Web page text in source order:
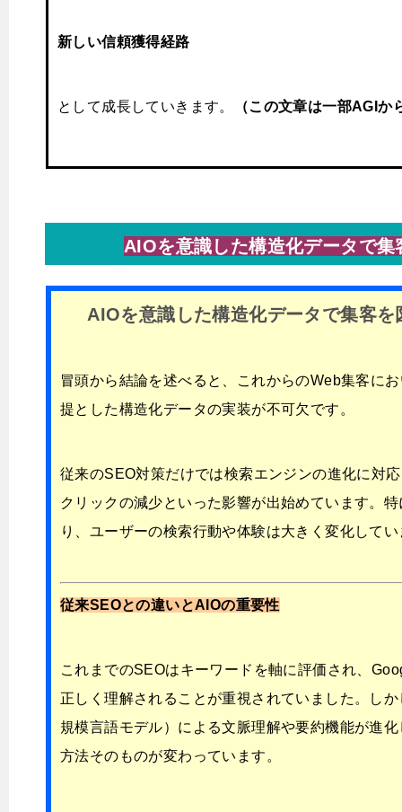
新しい信頼獲得経路
として成長していきます。 （この文章は一部AGIか
AIOを意識した構造化データで集
AIOを意識した構造化データで集客を
冒頭から結論を述べると、これからのWeb集客に
提とした構造化データの実装が不可欠です。
従来のSEO対策だけでは検索エンジンの進化に対
クリックの減少といった影響が出始めています。
り、ユーザーの検索行動や体験は大きく変化して
従来SEOとの違いとAIOの重要性
これまでのSEOはキーワードを軸に評価され、
正しく理解されることが重視されていました。し
規模言語モデル）による文脈理解や要約機能が進
方法そのものが変わっています。